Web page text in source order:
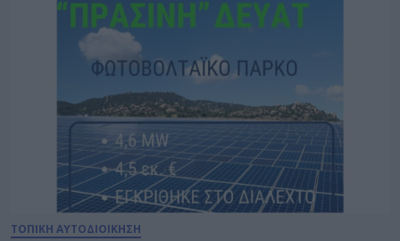
ΤΟΠΙΚΗ ΑΥΤΟΔΙΟΙΚΗΣΗ